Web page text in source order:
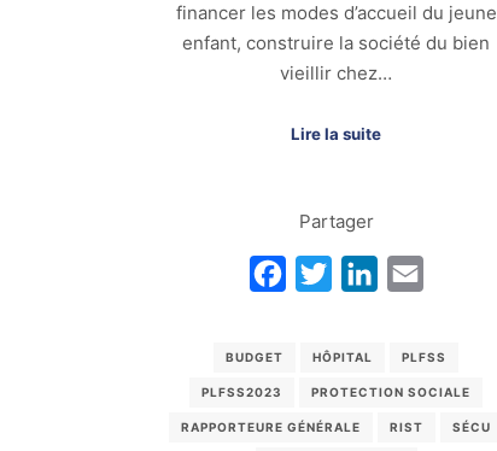
financer les modes d’accueil du jeune
enfant, construire la société du bien
vieillir chez…
Lire la suite
Partager
FacebookTwitterLinkedIn
BUDGET HÔPITAL PLFSS
PLFSS2023 PROTECTION SOCIALE
RAPPORTEURE GÉNÉRALE RIST SÉCU